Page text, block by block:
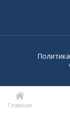
Главная